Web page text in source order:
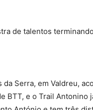
de talentos
Serra, em Valdreu,
BTT, e o Trail Antonino